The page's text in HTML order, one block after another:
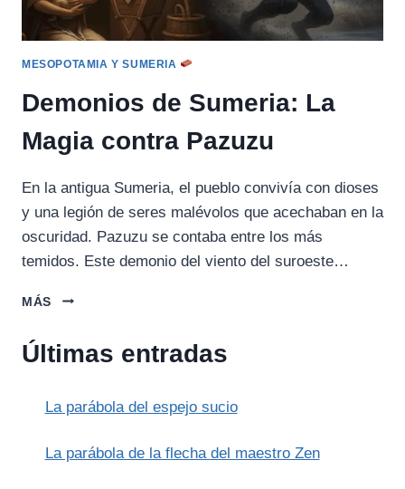
MESOPOTAMIA Y SUMERIA
Demonios de Sumeria: La
Magia contra Pazuzu
En la antigua Sumeria, el pueblo convivía con dioses
y una legión de seres malévolos que acechaban en la
oscuridad. Pazuzu se contaba entre los más
temidos. Este demonio del viento del suroeste…
MÁS
DEMONIOS
LA
PAZUZU
Últimas entradas
La parábola del espejo sucio
La parábola de la flecha del maestro Zen